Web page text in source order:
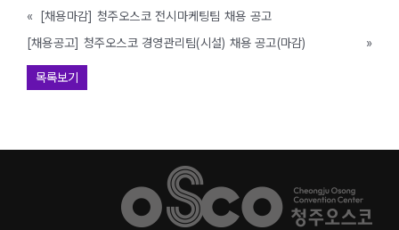
«
[채용마감] 청주오스코 전시마케팅팀 채용 공고
[채용공고] 청주오스코 경영관리팀(시설) 채용 공고(마감)
»
목록보기